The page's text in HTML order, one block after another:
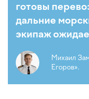
готовы
дальние
экипаж
Михаил
Егоров».